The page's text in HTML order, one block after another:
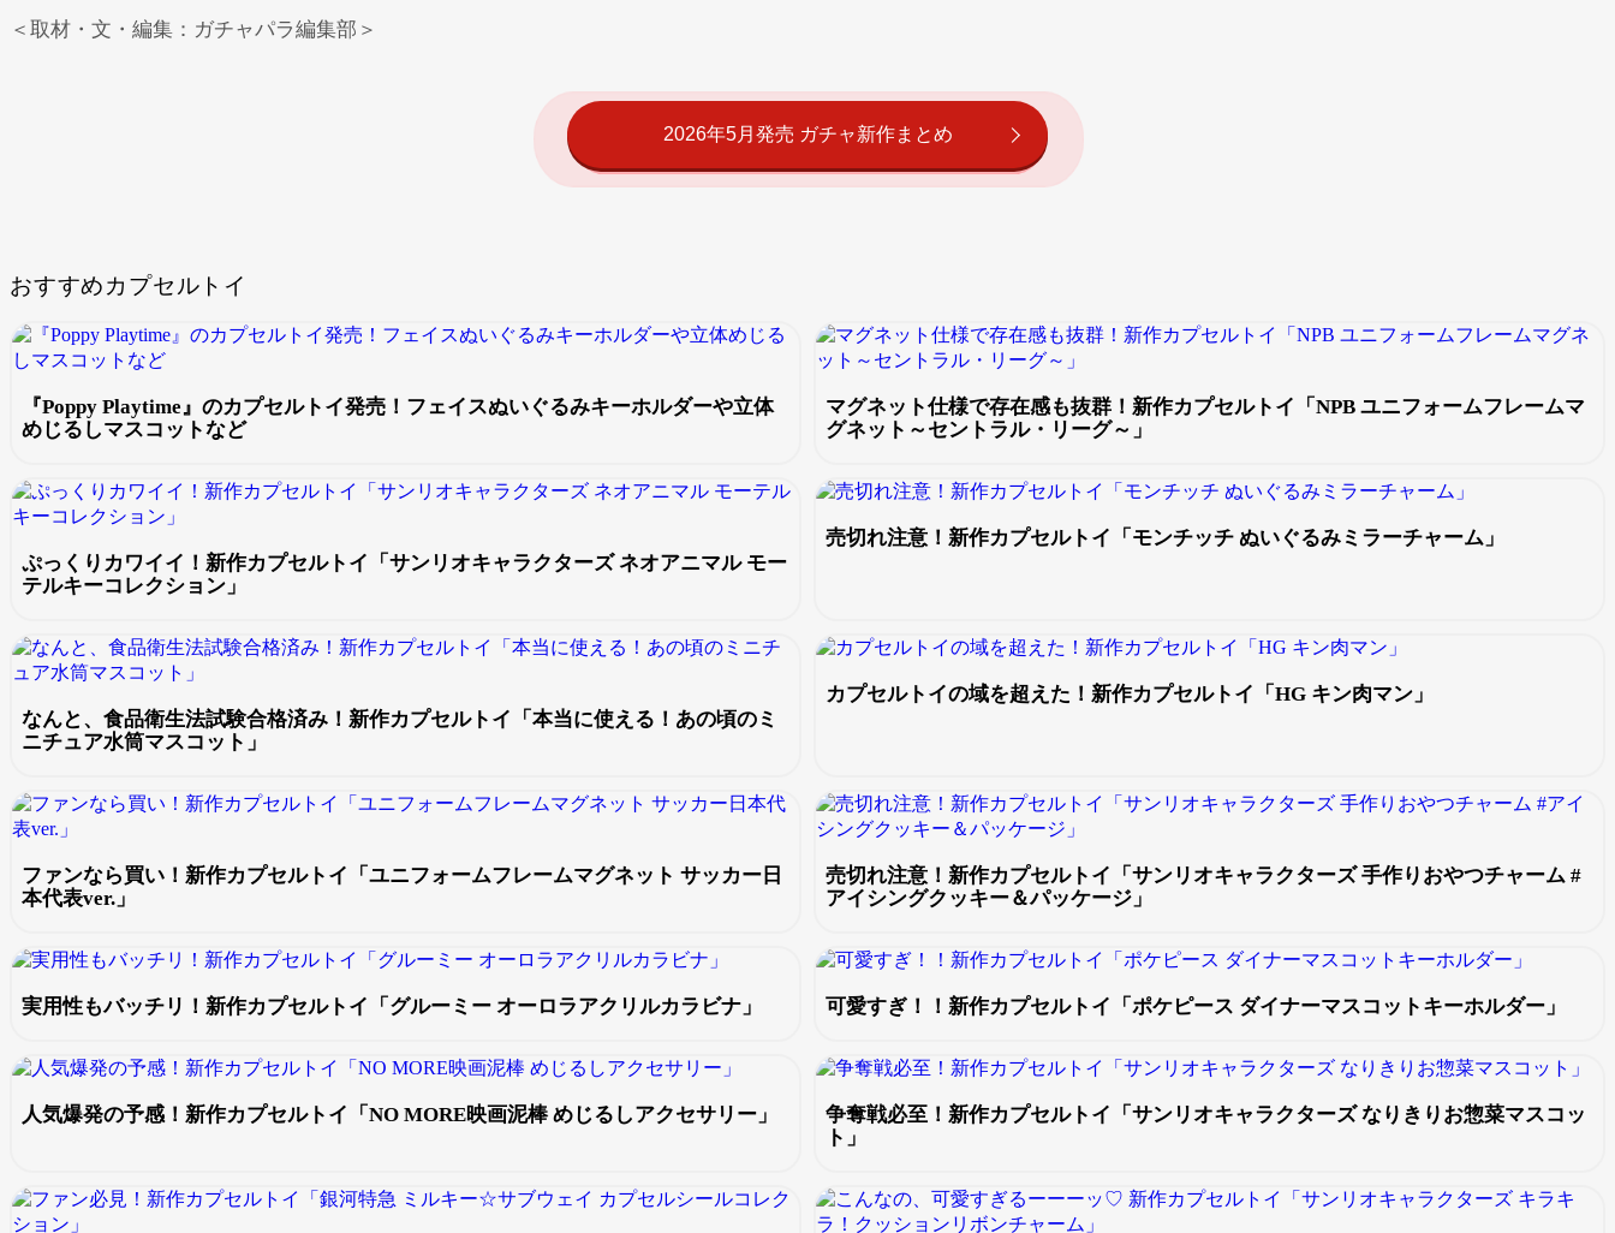
＜取材・文・編集：ガチャパラ編集部＞
2026年5月発売 ガチャ新作まとめ
おすすめカプセルトイ
『Poppy Playtime』のカプセルトイ発売！フェイスぬいぐるみキーホルダーや立体
めじるしマスコットなど
マグネット仕様で存在感も抜群！新作カプセルトイ「NPB ユニフォームフレームマ
グネット～セントラル・リーグ～」
ぷっくりカワイイ！新作カプセルトイ「サンリオキャラクターズ ネオアニマル モー
テルキーコレクション」
売切れ注意！新作カプセルトイ「モンチッチ ぬいぐるみミラーチャーム」
なんと、食品衛生法試験合格済み！新作カプセルトイ「本当に使える！あの頃のミ
ニチュア水筒マスコット」
カプセルトイの域を超えた！新作カプセルトイ「HG キン肉マン」
ファンなら買い！新作カプセルトイ「ユニフォームフレームマグネット サッカー日
本代表ver.」
売切れ注意！新作カプセルトイ「サンリオキャラクターズ 手作りおやつチャーム #
アイシングクッキー＆パッケージ」
実用性もバッチリ！新作カプセルトイ「グルーミー オーロラアクリルカラビナ」 可愛すぎ！！新作カプセルトイ「ポケピース ダイナーマスコットキーホルダー」
人気爆発の予感！新作カプセルトイ「NO MORE映画泥棒 めじるしアクセサリー」
争奪戦必至！新作カプセルトイ「サンリオキャラクターズ なりきりお惣菜マスコッ
ト」